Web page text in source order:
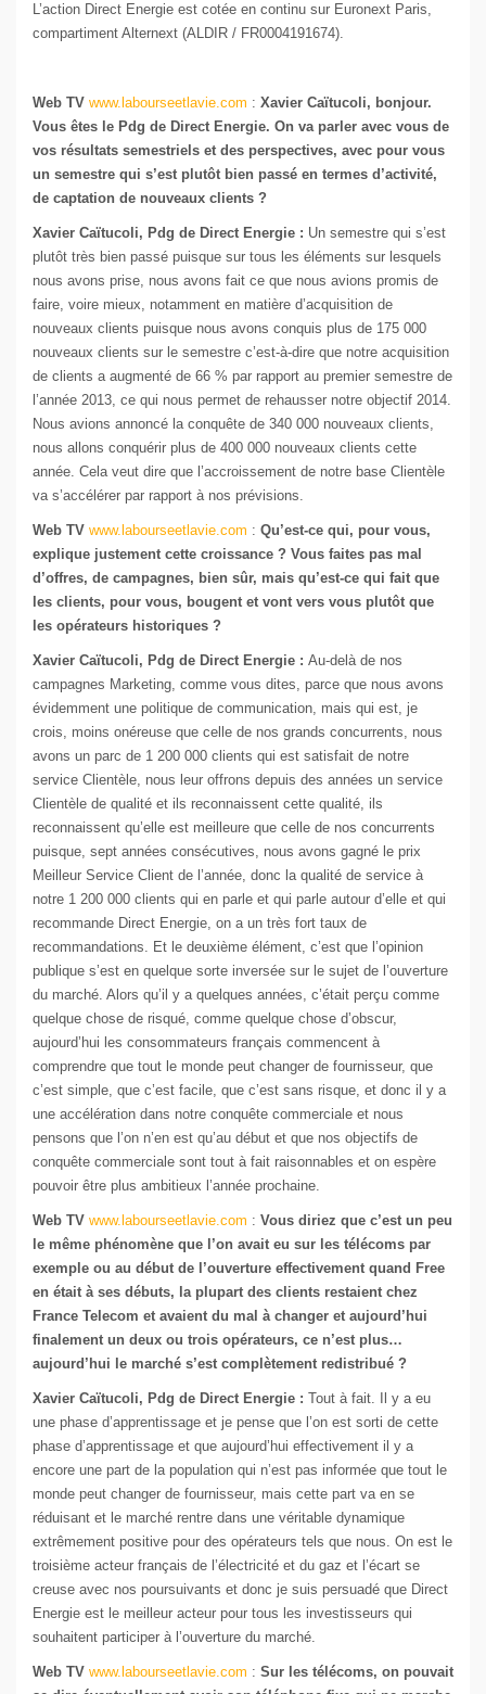
L’action Direct Energie est cotée en continu sur Euronext Paris,
compartiment Alternext (ALDIR / FR0004191674).
Web TV www.labourseetlavie.com : Xavier Caïtucoli, bonjour.
Vous êtes le Pdg de Direct Energie. On va parler avec vous de
vos résultats semestriels et des perspectives, avec pour vous
un semestre qui s’est plutôt bien passé en termes d’activité,
de captation de nouveaux clients ?
Xavier Caïtucoli, Pdg de Direct Energie : Un semestre qui s’est
plutôt très bien passé puisque sur tous les éléments sur lesquels
nous avons prise, nous avons fait ce que nous avions promis de
faire, voire mieux, notamment en matière d’acquisition de
nouveaux clients puisque nous avons conquis plus de 175 000
nouveaux clients sur le semestre c’est-à-dire que notre acquisition
de clients a augmenté de 66 % par rapport au premier semestre de
l’année 2013, ce qui nous permet de rehausser notre objectif 2014.
Nous avions annoncé la conquête de 340 000 nouveaux clients,
nous allons conquérir plus de 400 000 nouveaux clients cette
année. Cela veut dire que l’accroissement de notre base Clientèle
va s’accélérer par rapport à nos prévisions.
Web TV www.labourseetlavie.com : Qu’est-ce qui, pour vous,
explique justement cette croissance ? Vous faites pas mal
d’offres, de campagnes, bien sûr, mais qu’est-ce qui fait que
les clients, pour vous, bougent et vont vers vous plutôt que
les opérateurs historiques ?
Xavier Caïtucoli, Pdg de Direct Energie : Au-delà de nos
campagnes Marketing, comme vous dites, parce que nous avons
évidemment une politique de communication, mais qui est, je
crois, moins onéreuse que celle de nos grands concurrents, nous
avons un parc de 1 200 000 clients qui est satisfait de notre
service Clientèle, nous leur offrons depuis des années un service
Clientèle de qualité et ils reconnaissent cette qualité, ils
reconnaissent qu’elle est meilleure que celle de nos concurrents
puisque, sept années consécutives, nous avons gagné le prix
Meilleur Service Client de l’année, donc la qualité de service à
notre 1 200 000 clients qui en parle et qui parle autour d’elle et qui
recommande Direct Energie, on a un très fort taux de
recommandations. Et le deuxième élément, c’est que l’opinion
publique s’est en quelque sorte inversée sur le sujet de l’ouverture
du marché. Alors qu’il y a quelques années, c’était perçu comme
quelque chose de risqué, comme quelque chose d’obscur,
aujourd’hui les consommateurs français commencent à
comprendre que tout le monde peut changer de fournisseur, que
c’est simple, que c’est facile, que c’est sans risque, et donc il y a
une accélération dans notre conquête commerciale et nous
pensons que l’on n’en est qu’au début et que nos objectifs de
conquête commerciale sont tout à fait raisonnables et on espère
pouvoir être plus ambitieux l’année prochaine.
Web TV www.labourseetlavie.com : Vous diriez que c’est un peu
le même phénomène que l’on avait eu sur les télécoms par
exemple ou au début de l’ouverture effectivement quand Free
en était à ses débuts, la plupart des clients restaient chez
France Telecom et avaient du mal à changer et aujourd’hui
finalement un deux ou trois opérateurs, ce n’est plus…
aujourd’hui le marché s’est complètement redistribué ?
Xavier Caïtucoli, Pdg de Direct Energie : Tout à fait. Il y a eu
une phase d’apprentissage et je pense que l’on est sorti de cette
phase d’apprentissage et que aujourd’hui effectivement il y a
encore une part de la population qui n’est pas informée que tout le
monde peut changer de fournisseur, mais cette part va en se
réduisant et le marché rentre dans une véritable dynamique
extrêmement positive pour des opérateurs tels que nous. On est le
troisième acteur français de l’électricité et du gaz et l’écart se
creuse avec nos poursuivants et donc je suis persuadé que Direct
Energie est le meilleur acteur pour tous les investisseurs qui
souhaitent participer à l’ouverture du marché.
Web TV www.labourseetlavie.com : Sur les télécoms, on pouvait